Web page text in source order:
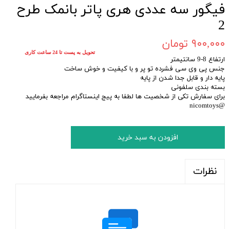
فیگور سه عددی هری پاتر بانمک طرح
2
۹۰۰,۰۰۰ تومان
ارتفاع 8-9 سانتیمتر
جنس پی وی سی فشرده تو پر و با کیفیت و خوش ساخت
پایه دار و قابل جدا شدن از پایه
بسته بندی سلفونی
برای سفارش تکی از شخصیت ها لطفا به پیج اینستاگرام مراجعه بفرمایید
@nicomtoys
افزودن به سبد خرید
نظرات
تحویل به پست تا 24 ساعت کاری